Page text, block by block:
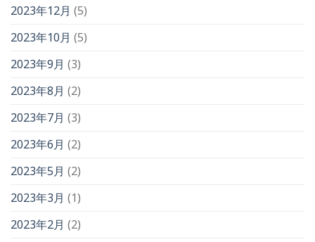
2023年12月 (5)
2023年10月 (5)
2023年9月 (3)
2023年8月 (2)
2023年7月 (3)
2023年6月 (2)
2023年5月 (2)
2023年3月 (1)
2023年2月 (2)